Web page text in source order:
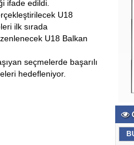
ifade edildi.
U18
ilk sırada
U18 Balkan
seçmelerde başarılı
hedefleniyor.